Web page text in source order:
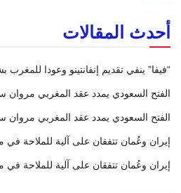
أحدث المقالات
“فيفا” ينفي تقديم إنفانتينو وعودا للمغرب
الفتح السعودي يمدد عقد المغربي مروان
الفتح السعودي يمدد عقد المغربي مروان
إيران وعُمان تتفقان على آلية للملاحة
إيران وعُمان تتفقان على آلية للملاحة